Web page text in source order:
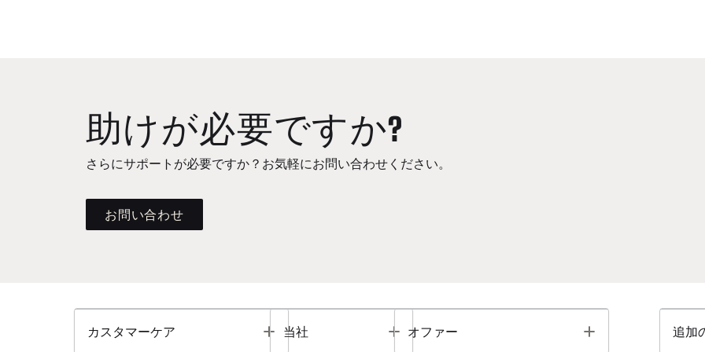
助けが必要ですか?
さらにサポートが必要ですか？お気軽にお問い合わせください。
お問い合わせ
カスタマーケア Toggle
当社 Toggle
オファー Toggle 追加